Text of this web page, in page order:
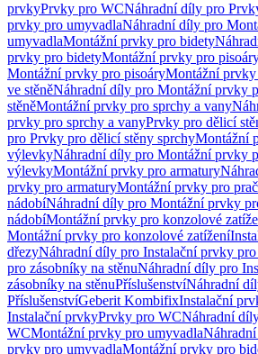
prvkyPrvky pro WCNáhradní díly pro
prvky pro umyvadlaNáhradní díly pro
umyvadlaMontážní prvky pro bidety
prvky pro bidetyMontážní prvky pro
Montážní prvky pro pisoáryMontážní prvky
ve stěněNáhradní díly pro Montážní prvky
stěněMontážní prvky pro sprchy a vany
prvky pro sprchy a vanyPrvky pro dělicí
pro Prvky pro dělicí stěny sprchyMontážní
výlevkyNáhradní díly pro Montážní prvky
výlevkyMontážní prvky pro armatury
prvky pro armaturyMontážní prvky pro
nádobíNáhradní díly pro Montážní prvky
nádobíMontážní prvky pro konzolové
Montážní prvky pro konzolové zatížení
dřezyNáhradní díly pro Instalační prvky
pro zásobníky na stěnuNáhradní díly pro
zásobníky na stěnuPříslušenstvíNáhradní
PříslušenstvíGeberit KombifixInstalační
Instalační prvkyPrvky pro WCNáhradní
WCMontážní prvky pro umyvadla
prvky pro umyvadlaMontážní prvky pro